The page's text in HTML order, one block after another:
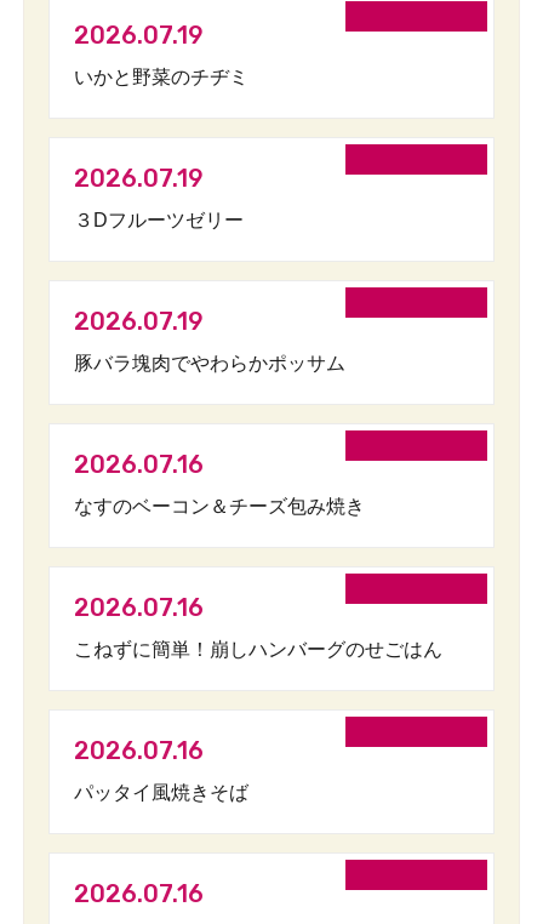
2026.07.19
いかと野菜のチヂミ
2026.07.19
３Dフルーツゼリー
2026.07.19
豚バラ塊肉でやわらかポッサム
2026.07.16
なすのベーコン＆チーズ包み焼き
2026.07.16
こねずに簡単！崩しハンバーグのせごはん
2026.07.16
パッタイ風焼きそば
2026.07.16